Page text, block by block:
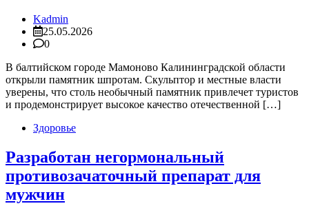
Kadmin
25.05.2026
0
В балтийском городе Мамоново Калининградской области
открыли памятник шпротам. Скульптор и местные власти
уверены, что столь необычный памятник привлечет туристов
и продемонстрирует высокое качество отечественной […]
Здоровье
Разработан негормональный
противозачаточный препарат для
мужчин